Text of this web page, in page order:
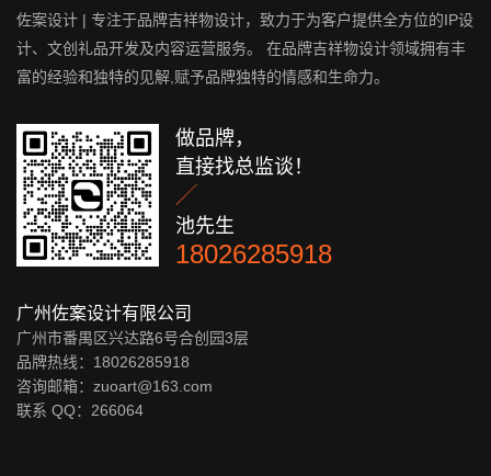
佐案设计 | 专注于品牌吉祥物设计，致力于为客户提供全方位的IP设
计、文创礼品开发及内容运营服务。 在品牌吉祥物设计领域拥有丰
富的经验和独特的见解,赋予品牌独特的情感和生命力。
做品牌，
直接找总监谈！

池先生
18026285918
广州佐案设计有限公司
广州市番禺区兴达路6号合创园3层
品牌热线：18026285918
咨询邮箱：zuoart@163.com
联系 QQ： 266064